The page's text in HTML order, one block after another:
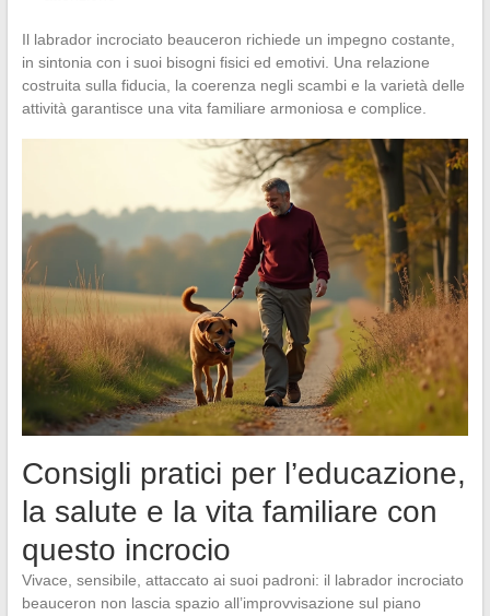
Il labrador incrociato beauceron richiede un impegno costante,
in sintonia con i suoi bisogni fisici ed emotivi. Una relazione
costruita sulla fiducia, la coerenza negli scambi e la varietà delle
attività garantisce una vita familiare armoniosa e complice.
Consigli pratici per l’educazione,
la salute e la vita familiare con
questo incrocio
Vivace, sensibile, attaccato ai suoi padroni: il labrador incrociato
beauceron non lascia spazio all’improvvisazione sul piano